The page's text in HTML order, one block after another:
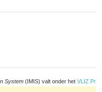
System (IMIS) valt onder het VLIZ